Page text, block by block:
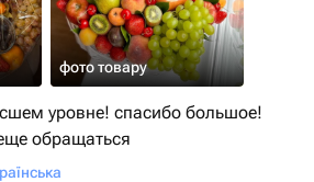
фото товару
уровне! спасибо большое!
обращаться